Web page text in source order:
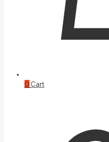
0 Cart